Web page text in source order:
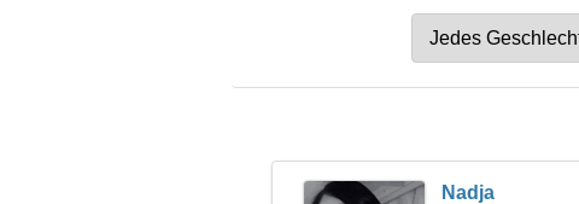
Nadja